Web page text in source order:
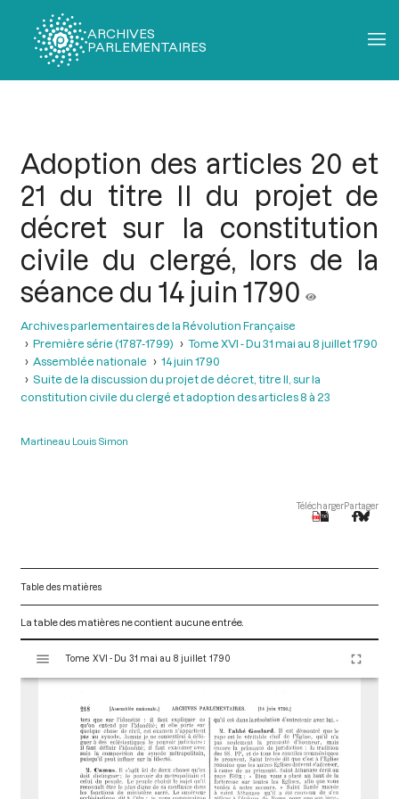
ARCHIVES
PARLEMENTAIRES
Adoption des articles 20 et
21 du titre II du projet de
décret sur la constitution
civile du clergé, lors de la
séance du 14 juin 1790
Archives parlementaires de la Révolution Française
Première série (1787-1799)
Tome XVI - Du 31 mai au 8 juillet 1790
Assemblée nationale
14 juin 1790
Suite de la discussion du projet de décret, titre II, sur la
constitution civile du clergé et adoption des articles 8 à 23
Martineau Louis Simon
TéléchargerPartager
Table des matières
La table des matières ne contient aucune entrée.
s
Tome XVI - Du 31 mai au 8 juillet 1790